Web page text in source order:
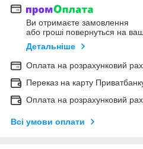
Ви отримаєте замовлення
або гроші повернуться на
Детальніше
Оплата на розрахунковий
Переказ на карту
Оплата на розрахунковий
Всі умови оплати